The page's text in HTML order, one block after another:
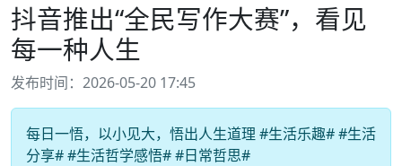
抖音推出“全民写作大赛”，看见
每一种人生
发布时间：2026-05-20 17:45
每日一悟，以小见大，悟出人生道理 #生活乐趣# #生活
分享# #生活哲学感悟# #日常哲思#